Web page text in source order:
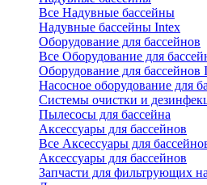
Все Надувные бассейны
Надувные бассейны Intex
Оборудование для бассейнов
Все Оборудование для
Оборудование для бассейнов
Насосное оборудование для
Системы очистки и
Пылесосы для бассейна
Аксессуары для бассейнов
Все Аксессуары для
Аксессуары для бассейнов
Запчасти для фильтрующих